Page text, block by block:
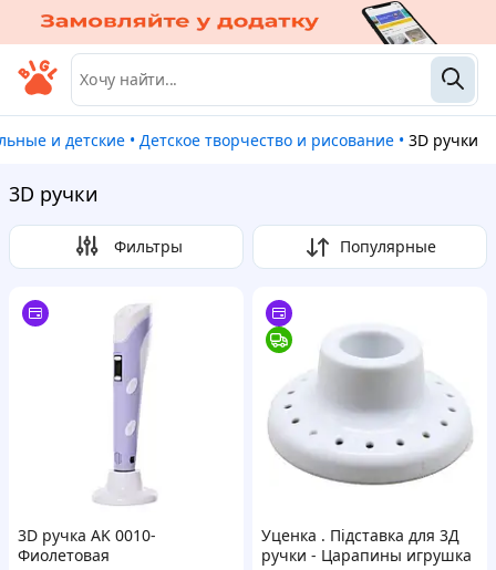
и детские • Детское творчество и рисование • 3D ручки
3D ручки
Фильтры Популярные
3D ручка AK 0010-
Фиолетовая
Уценка . Підставка для 3Д
ручки - Царапины игрушка